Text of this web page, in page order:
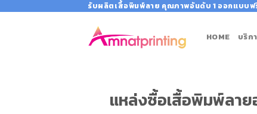
รับผลิตเสื้อพิมพ์ลาย คุณภาพอันดับ 1 ออกแบบฟ
HOME บริก
แหล่งซื้อเสื้อพิมพ์ลาย